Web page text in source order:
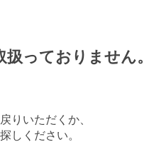
っておりません。
りいただくか、
しください。